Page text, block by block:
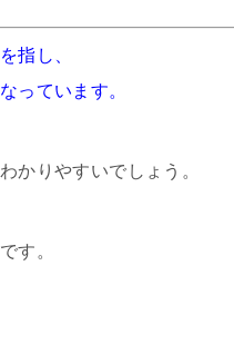
指し、
っています。
かりやすいでしょう。
す。